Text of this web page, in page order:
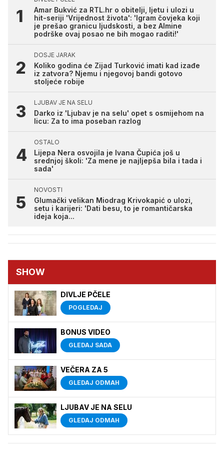
Amar Bukvić za RTL.hr o obitelji, ljetu i ulozi u
hit-seriji 'Vrijednost života': 'Igram čovjeka koji
je prešao granicu ljudskosti, a bez Almine
podrške ovaj posao ne bih mogao raditi!'
DOSJE JARAK
Koliko godina će Zijad Turković imati kad izađe
iz zatvora? Njemu i njegovoj bandi gotovo
stoljeće robije
LJUBAV JE NA SELU
Darko iz 'Ljubav je na selu' opet s osmijehom na
licu: Za to ima poseban razlog
OSTALO
Lijepa Nera osvojila je Ivana Čupića još u
srednjoj školi: 'Za mene je najljepša bila i tada i
sada'
NOVOSTI
Glumački velikan Miodrag Krivokapić o ulozi,
setu i karijeri: 'Dati besu, to je romantičarska
ideja koja...
SHOW
DIVLJE PČELE
POGLEDAJ
BONUS VIDEO
GLEDAJ SADA
VEČERA ZA 5
GLEDAJ ODMAH
LJUBAV JE NA SELU
GLEDAJ ODMAH